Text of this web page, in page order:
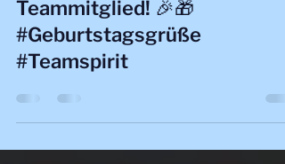
5. Sept. 2024
1 Min. Lesezeit
Alles Gute zum Geburtstag 🎂
an unser geschätztes
Teammitglied! 🎉🎁
#Geburtstagsgrüße
#Teamspirit